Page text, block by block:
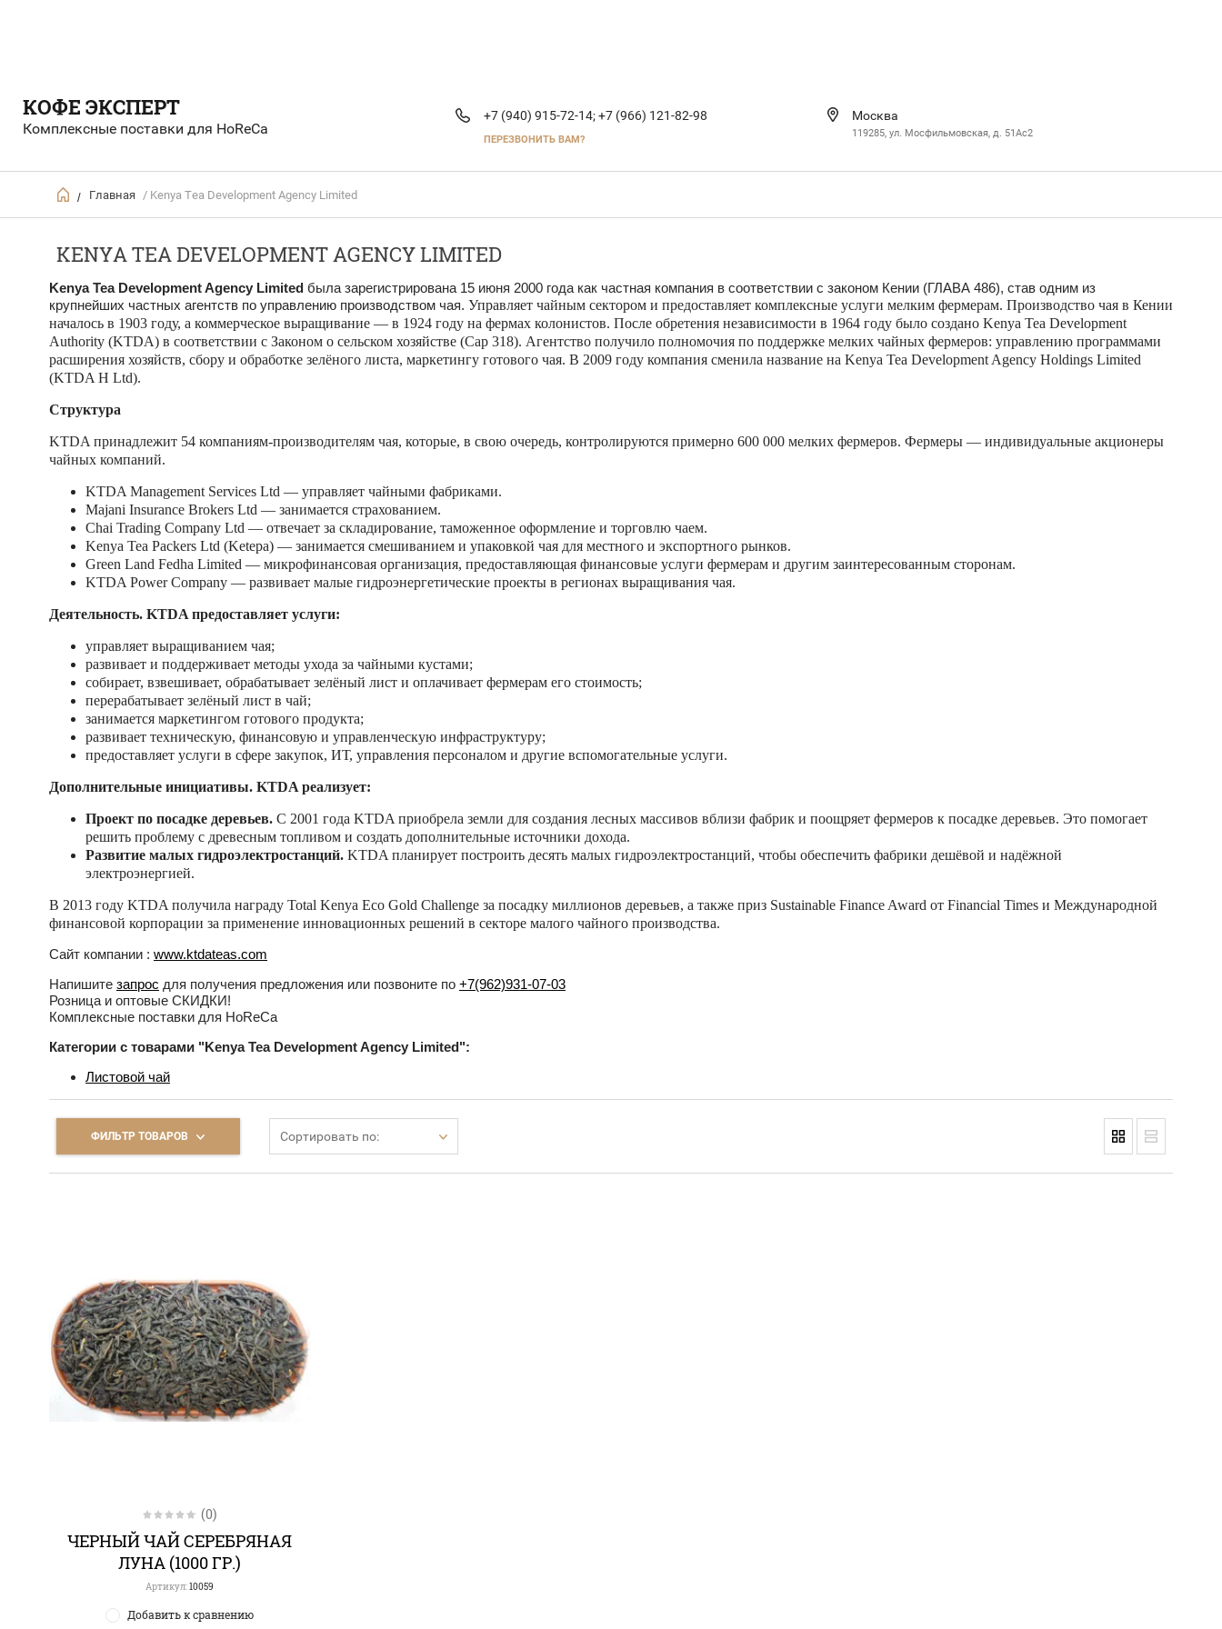
КОФЕ ЭКСПЕРТ
Комплексные поставки для HoReCa
+7 (940) 915-72-14;+7 (966) 121-82-98
ПЕРЕЗВОНИТЬ ВАМ?
Москва
119285, ул. Мосфильмовская, д. 51Ac2
/ Главная / Kenya Tea Development Agency Limited
KENYA TEA DEVELOPMENT AGENCY LIMITED
Kenya Tea Development Agency Limited была зарегистрирована 15 июня 2000 года как частная компания в соответствии с законом Кении (ГЛАВА 486), став одним из
крупнейших частных агентств по управлению производством чая. Управляет чайным сектором и предоставляет комплексные услуги мелким фермерам. Производство чая в Кении
началось в 1903 году, а коммерческое выращивание — в 1924 году на фермах колонистов. После обретения независимости в 1964 году было создано Kenya Tea Development
Authority (KTDA) в соответствии с Законом о сельском хозяйстве (Cap 318). Агентство получило полномочия по поддержке мелких чайных фермеров: управлению программами
расширения хозяйств, сбору и обработке зелёного листа, маркетингу готового чая. В 2009 году компания сменила название на Kenya Tea Development Agency Holdings Limited
(KTDA H Ltd).
Структура
KTDA принадлежит 54 компаниям-производителям чая, которые, в свою очередь, контролируются примерно 600 000 мелких фермеров. Фермеры — индивидуальные акционеры
чайных компаний.
KTDA Management Services Ltd — управляет чайными фабриками.
Majani Insurance Brokers Ltd — занимается страхованием.
Chai Trading Company Ltd — отвечает за складирование, таможенное оформление и торговлю чаем.
Kenya Tea Packers Ltd (Ketepa) — занимается смешиванием и упаковкой чая для местного и экспортного рынков.
Green Land Fedha Limited — микрофинансовая организация, предоставляющая финансовые услуги фермерам и другим заинтересованным сторонам.
KTDA Power Company — развивает малые гидроэнергетические проекты в регионах выращивания чая.
Деятельность. KTDA предоставляет услуги:
управляет выращиванием чая;
развивает и поддерживает методы ухода за чайными кустами;
собирает, взвешивает, обрабатывает зелёный лист и оплачивает фермерам его стоимость;
перерабатывает зелёный лист в чай;
занимается маркетингом готового продукта;
развивает техническую, финансовую и управленческую инфраструктуру;
предоставляет услуги в сфере закупок, ИТ, управления персоналом и другие вспомогательные услуги.
Дополнительные инициативы. KTDA реализует:
Проект по посадке деревьев. С 2001 года KTDA приобрела земли для создания лесных массивов вблизи фабрик и поощряет фермеров к посадке деревьев. Это помогает
решить проблему с древесным топливом и создать дополнительные источники дохода.
Развитие малых гидроэлектростанций. KTDA планирует построить десять малых гидроэлектростанций, чтобы обеспечить фабрики дешёвой и надёжной
электроэнергией.
В 2013 году KTDA получила награду Total Kenya Eco Gold Challenge за посадку миллионов деревьев, а также приз Sustainable Finance Award от Financial Times и Международной
финансовой корпорации за применение инновационных решений в секторе малого чайного производства.
Сайт компании : www.ktdateas.com
Напишите запрос для получения предложения или позвоните по +7(962)931-07-03
Розница и оптовые СКИДКИ!
Комплексные поставки для HoReCa
Категории с товарами "Kenya Tea Development Agency Limited":
Листовой чай
ФИЛЬТР ТОВАРОВ Сортировать по:
(0)
ЧЕРНЫЙ ЧАЙ СЕРЕБРЯНАЯ
ЛУНА (1000 ГР.)
Артикул:10059
Добавить к сравнению